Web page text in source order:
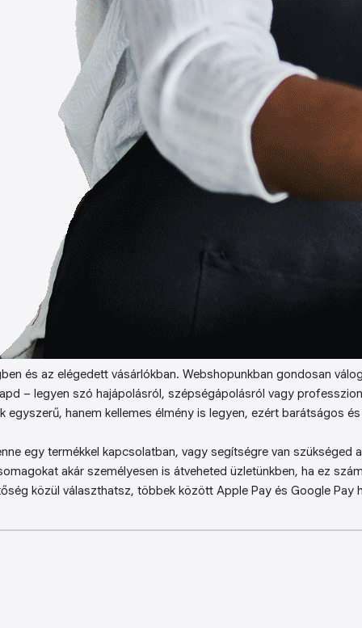
és az elégedett vásárlókban. Webshopunkban gondosan
– legyen szó hajápolásról, szépségápolásról vagy
egyszerű, hanem kellemes élmény is legyen, ezért barátságos
egy termékkel kapcsolatban, vagy segítségre van szükséged
akár személyesen is átveheted üzletünkben, ha ez
közül választhatsz, többek között Apple Pay és Google Pay